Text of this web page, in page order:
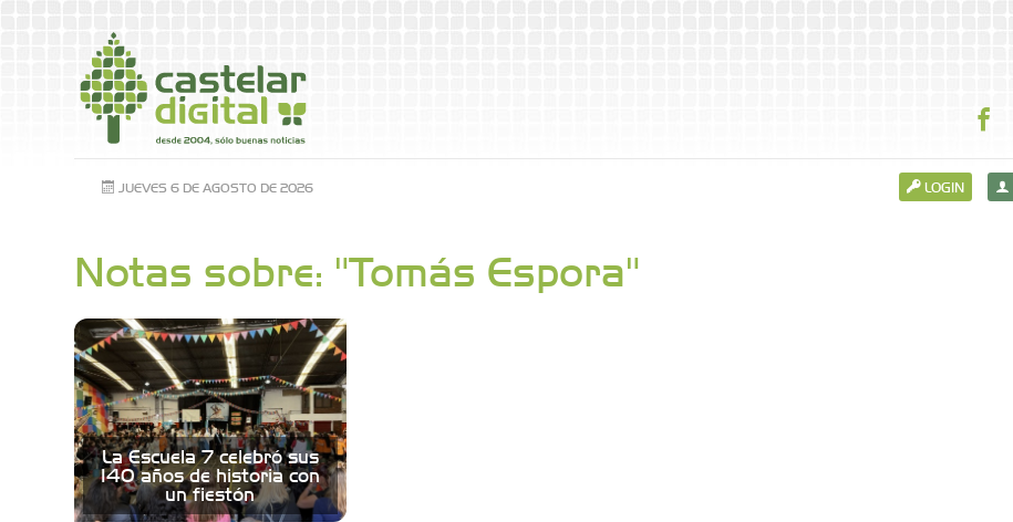
JUEVES 6 DE AGOSTO DE 2026 LOGIN
Notas sobre: "Tomás Espora"
La Escuela 7 celebró sus
140 años de historia con
un fiestón